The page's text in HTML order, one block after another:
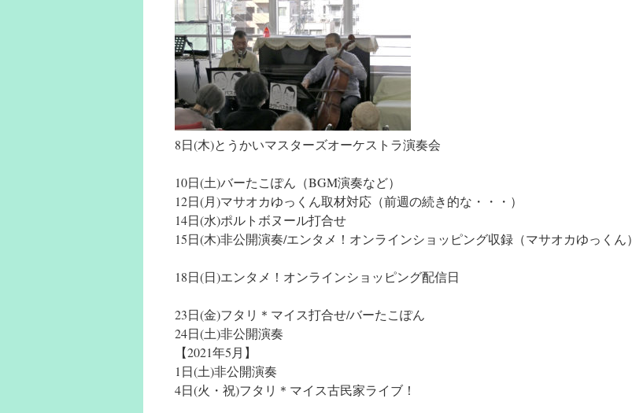
8日(木)とうかいマスターズオーケストラ演奏会
10日(土)バーたこぽん（BGM演奏など）
12日(月)マサオカゆっくん取材対応（前週の続き的な・・・）
14日(水)ポルトボヌール打合せ
15日(木)非公開演奏/エンタメ！オンラインショッピング収録（マサオカゆっくん）
18日(日)エンタメ！オンラインショッピング配信日
23日(金)フタリ＊マイス打合せ/バーたこぽん
24日(土)非公開演奏
【2021年5月】
1日(土)非公開演奏
4日(火・祝)フタリ＊マイス古民家ライブ！